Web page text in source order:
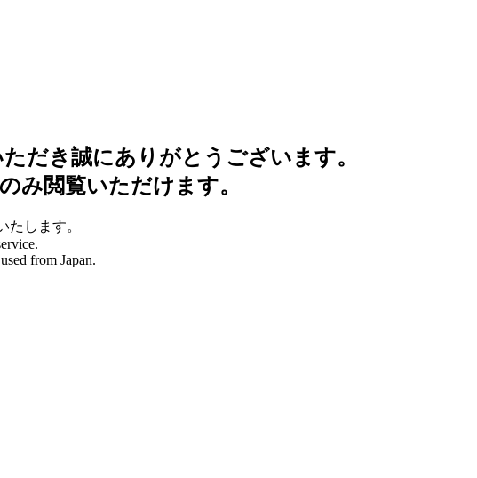
だき誠にありがとうございます。
み閲覧いただけます。
たします。
from Japan.